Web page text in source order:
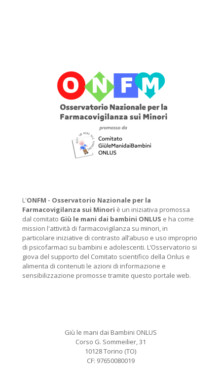
L'ONFM - Osservatorio Nazionale per la
Farmacovigilanza sui Minori è un iniziativa promossa
dal comitato Giù le mani dai bambini ONLUS e ha come
mission l'attività di farmacovigilanza su minori, in
particolare iniziative di contrasto all’abuso e uso improprio
di psicofarmaci su bambini e adolescenti. L’Osservatorio si
giova del supporto del Comitato scientifico della Onlus e
alimenta di contenuti le azioni di informazione e
sensibilizzazione promosse tramite questo portale web.
Giù le mani dai Bambini ONLUS
Corso G. Sommeilier, 31
10128 Torino (TO)
CF: 97650080019